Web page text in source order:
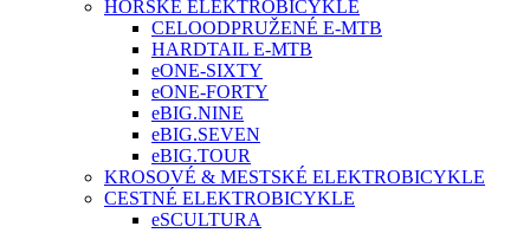
HORSKÉ ELEKTROBICYKLE
CELOODPRUŽENÉ E-MTB
HARDTAIL E-MTB
eONE-SIXTY
eONE-FORTY
eBIG.NINE
eBIG.SEVEN
eBIG.TOUR
KROSOVÉ & MESTSKÉ ELEKTROBICYKLE
CESTNÉ ELEKTROBICYKLE
eSCULTURA